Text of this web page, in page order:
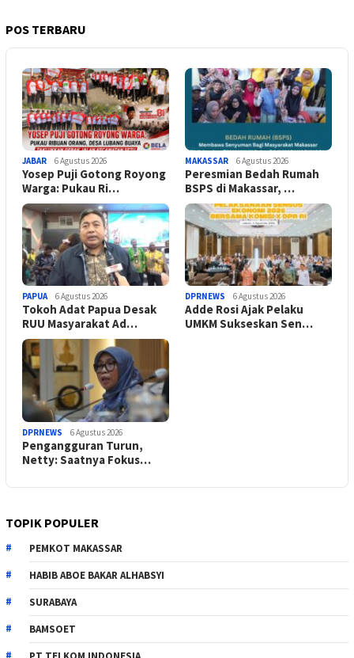
POS TERBARU
JABAR 6 Agustus 2026
Yosep Puji Gotong Royong
Warga: Pukau Ri…
MAKASSAR 6 Agustus 2026
Peresmian Bedah Rumah
BSPS di Makassar, …
PAPUA 6 Agustus 2026
Tokoh Adat Papua Desak
RUU Masyarakat Ad…
DPRNEWS 6 Agustus 2026
Adde Rosi Ajak Pelaku
UMKM Sukseskan Sen…
DPRNEWS 6 Agustus 2026
Pengangguran Turun,
Netty: Saatnya Fokus…
TOPIK POPULER
PEMKOT MAKASSAR
HABIB ABOE BAKAR ALHABSYI
SURABAYA
BAMSOET